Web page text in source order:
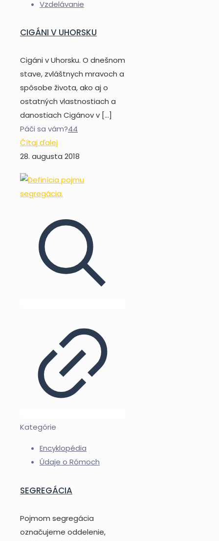
Vzdelávanie
CIGÁNI V UHORSKU
Cigáni v Uhorsku. O dnešnom
stave, zvláštnych mravoch a
spôsobe života, ako aj o
ostatných vlastnostiach a
danostiach Cigánov v […]
Páči sa vám?44
Čítaj ďalej
28. augusta 2018
Kategórie
Encyklopédia
Údaje o Rómoch
SEGREGÁCIA
Pojmom segregácia
označujeme oddelenie,